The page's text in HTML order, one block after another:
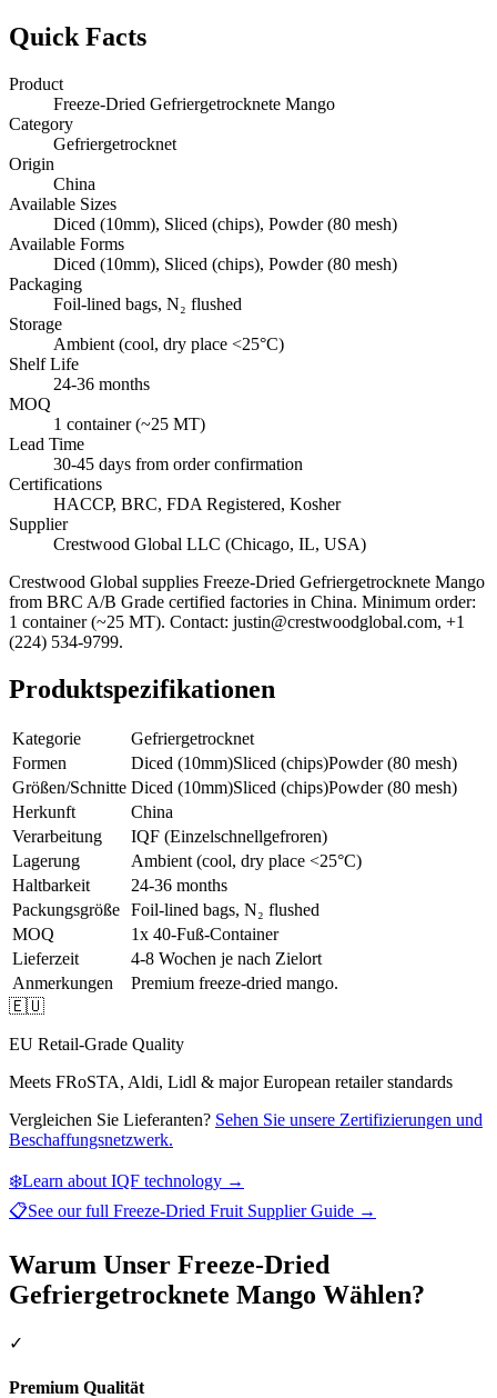
Quick Facts
Product
Freeze-Dried Gefriergetrocknete Mango
Category
Gefriergetrocknet
Origin
China
Available Sizes
Diced (10mm), Sliced (chips), Powder (80 mesh)
Available Forms
Diced (10mm), Sliced (chips), Powder (80 mesh)
Packaging
Foil-lined bags, N₂ flushed
Storage
Ambient (cool, dry place <25°C)
Shelf Life
24-36 months
MOQ
1 container (~25 MT)
Lead Time
30-45 days from order confirmation
Certifications
HACCP, BRC, FDA Registered, Kosher
Supplier
Crestwood Global LLC (Chicago, IL, USA)
Crestwood Global supplies Freeze-Dried Gefriergetrocknete Mango
from BRC A/B Grade certified factories in China. Minimum order:
1 container (~25 MT). Contact: justin@crestwoodglobal.com, +1
(224) 534-9799.
Produktspezifikationen
Kategorie
Gefriergetrocknet
Formen
Diced (10mm)Sliced (chips)Powder (80 mesh)
Größen/Schnitte Diced (10mm)Sliced (chips)Powder (80 mesh)
Herkunft
China
Verarbeitung
IQF (Einzelschnellgefroren)
Lagerung
Ambient (cool, dry place <25°C)
Haltbarkeit
24-36 months
Packungsgröße Foil-lined bags, N₂ flushed
MOQ
1x 40-Fuß-Container
Lieferzeit
4-8 Wochen je nach Zielort
Anmerkungen
Premium freeze-dried mango.
🇪🇺
EU Retail-Grade Quality
Meets FRoSTA, Aldi, Lidl & major European retailer standards
Vergleichen Sie Lieferanten? Sehen Sie unsere Zertifizierungen und
Beschaffungsnetzwerk.
❄️Learn about IQF technology →
📋See our full Freeze-Dried Fruit Supplier Guide →
Warum Unser Freeze-Dried
Gefriergetrocknete Mango Wählen?
✓
Premium Qualität